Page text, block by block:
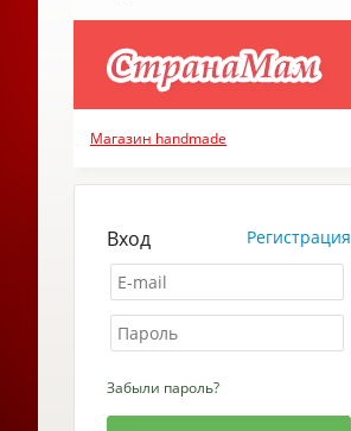
Магазин handmade
Вход Регистрация
Забыли пароль?